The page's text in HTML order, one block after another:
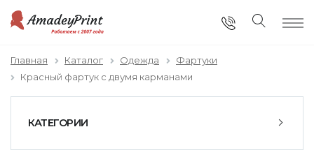
Главная Каталог Одежда
Фартуки
Красный фартук с двумя карманами
КАТЕГОРИИ